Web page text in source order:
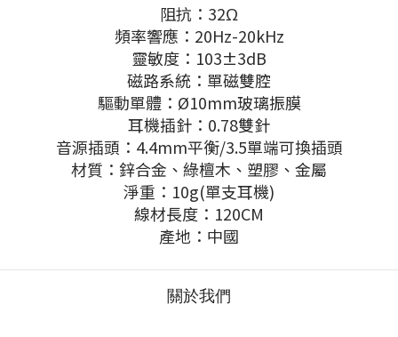
阻抗：32Ω
頻率響應：20Hz-20kHz
靈敏度：103±3dB
磁路系統：單磁雙腔
驅動單體：Ø10mm玻璃振膜
耳機插針：0.78雙針
音源插頭：4.4mm平衡/3.5單端可換插頭
材質：鋅合金、綠檀木、塑膠、金屬
淨重：10g(單支耳機)
線材長度：120CM
產地：中國
關於我們